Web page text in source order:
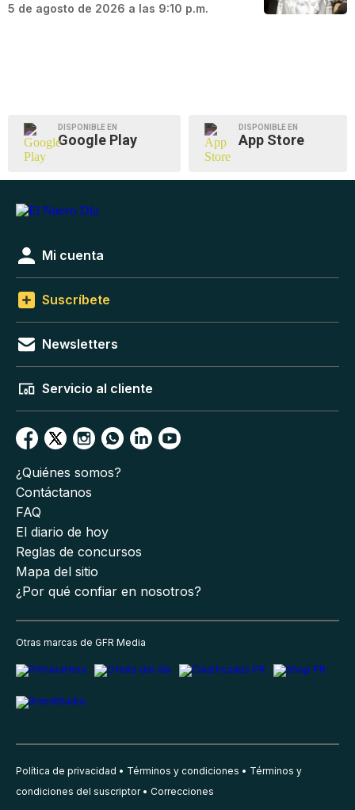
5 de agosto de 2026 a las 9:10 p.m.
DISPONIBLE EN
Google Play
DISPONIBLE EN
App Store
Mi cuenta
Suscríbete
Newsletters
Servicio al cliente
¿Quiénes somos?
Contáctanos
FAQ
El diario de hoy
Reglas de concursos
Mapa del sitio
¿Por qué confiar en nosotros?
Otras marcas de GFR Media
Política de privacidad Términos y condiciones
Términos y
condiciones del suscriptor
Correcciones